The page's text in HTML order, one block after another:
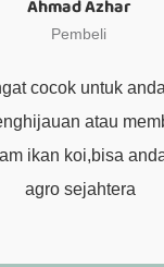
Ahmad Azhar
Pembeli
cocok untuk
atau
ikan koi,bisa
agro sejahtera